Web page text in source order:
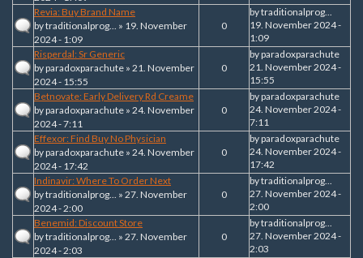
Revia: Buy Brand Name
bytraditionalprog... » 19. November
2024 - 1:09
0
bytraditionalprog...
19. November 2024 -
1:09
Risperdal: Sr Generic
byparadoxparachute » 21. November
2024 - 15:55
0
byparadoxparachute
21. November 2024 -
15:55
Betnovate: Early Delivery Rd Creame
byparadoxparachute » 24. November
2024 - 7:11
0
byparadoxparachute
24. November 2024 -
7:11
Effexor: Find Buy No Physician
byparadoxparachute » 24. November
2024 - 17:42
0
byparadoxparachute
24. November 2024 -
17:42
Indinavir: Where To Order Next
bytraditionalprog... » 27. November
2024 - 2:00
0
bytraditionalprog...
27. November 2024 -
2:00
Benemid: Discount Store
bytraditionalprog... » 27. November
2024 - 2:03
0
bytraditionalprog...
27. November 2024 -
2:03